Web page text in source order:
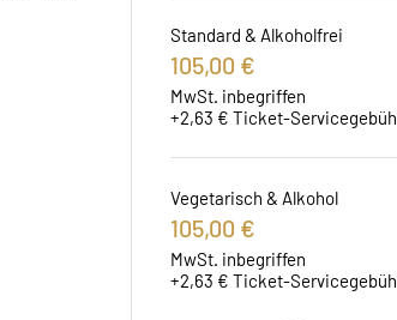
Standard & Alkoholfrei
105,00 €
MwSt. inbegriffen
+2,63 € Ticket-
Vegetarisch & Alkohol
105,00 €
MwSt. inbegriffen
+2,63 € Ticket-